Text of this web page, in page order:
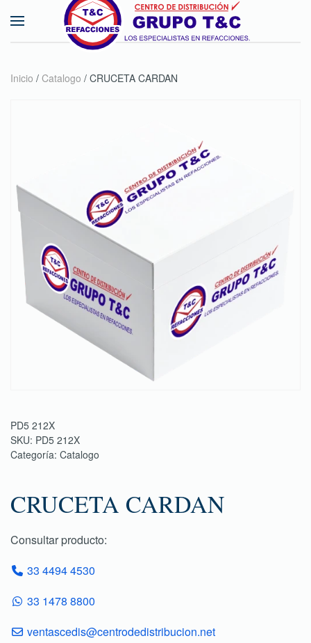
Skip to main content
Inicio / Catalogo / CRUCETA CARDAN
PD5 212X
SKU: PD5 212X
Categoría: Catalogo
CRUCETA CARDAN
Consultar producto:
33 4494 4530
33 1478 8800
ventascedis@centrodedistribucion.net